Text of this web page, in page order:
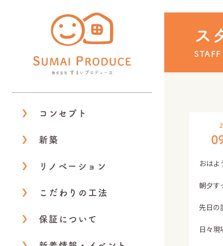
コンセプト
新築
リノベーション
こだわりの工法
保証について
ス
おは
朝夕す
先日の
日々現